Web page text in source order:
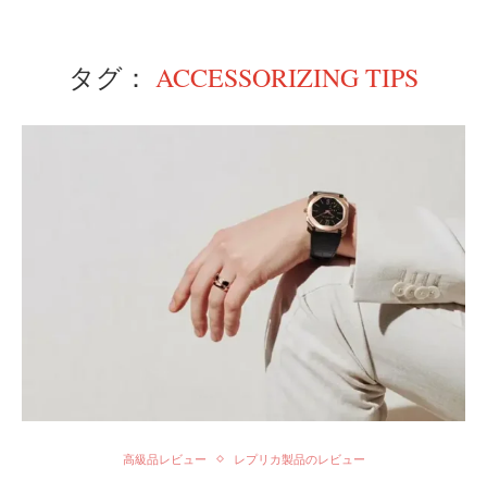
タグ： ACCESSORIZING TIPS
高級品レビュー レプリカ製品のレビュー